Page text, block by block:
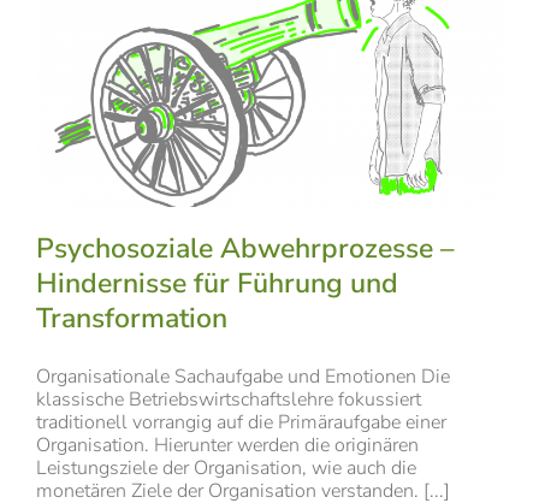
Psychosoziale Abwehrprozesse –
Hindernisse für Führung und
Transformation
Organisationale Sachaufgabe und Emotionen Die
klassische Betriebswirtschaftslehre fokussiert
traditionell vorrangig auf die Primäraufgabe einer
Organisation. Hierunter werden die originären
Leistungsziele der Organisation, wie auch die
monetären Ziele der Organisation verstanden. [...]